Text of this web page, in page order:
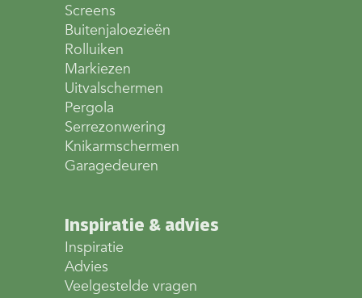
Screens
Buitenjaloezieën
Rolluiken
Markiezen
Uitvalschermen
Pergola
Serrezonwering
Knikarmschermen
Garagedeuren
Inspiratie & advies
Inspiratie
Advies
Veelgestelde vragen